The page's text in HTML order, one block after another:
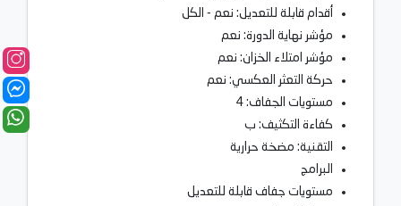
أقدام قابلة للتعديل: نعم - الكل
مؤشر نهاية الدورة: نعم
مؤشر امتلاء الخزان: نعم
حركة التعثر العكسي: نعم
مستويات الجفاف: 4
كفاءة التكثيف: ب
التقنية: مضخة حرارية
البرامج
مستويات جفاف قابلة للتعديل